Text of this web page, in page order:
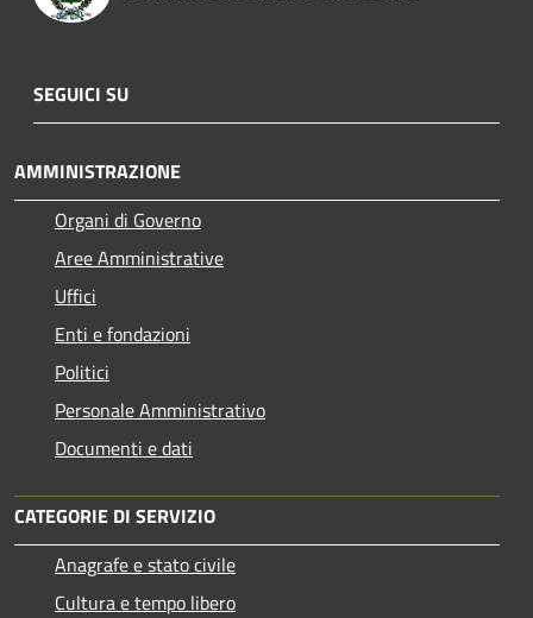
SEGUICI SU
AMMINISTRAZIONE
Organi di Governo
Aree Amministrative
Uffici
Enti e fondazioni
Politici
Personale Amministrativo
Documenti e dati
CATEGORIE DI SERVIZIO
Anagrafe e stato civile
Cultura e tempo libero